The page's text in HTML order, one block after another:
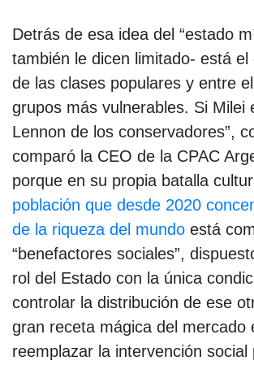
Detrás de esa idea del “estado
también le dicen limitado- está el
de las clases populares y entre
grupos más vulnerables. Si Milei
Lennon de los conservadores”,
comparó la CEO de la CPAC
porque en su propia batalla
población que desde 2020
de la riqueza del mundo está
“benefactores sociales”,
rol del Estado con la única
controlar la distribución de ese
gran receta mágica del mercado
reemplazar la intervención social